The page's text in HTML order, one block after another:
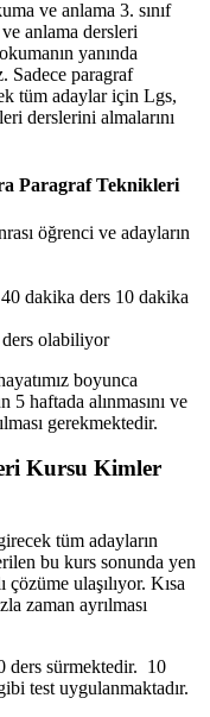
ve anlama 3. sınıf
anlama dersleri
yanında
Sadece paragraf
tüm adaylar için Lgs,
derslerini almalarını
Paragraf Teknikleri
öğrenci ve adayların
dakika ders 10 dakika
olabiliyor
boyunca
haftada alınmasını ve
gerekmektedir.
Kursu Kimler
tüm adayların
bu kurs sonunda yen
ulaşılıyor. Kısa
zaman ayrılması
ders sürmektedir. 10
test uygulanmaktadır.